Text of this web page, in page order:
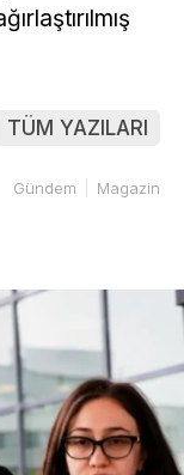
TÜM YAZILARI
Gündem Magazin